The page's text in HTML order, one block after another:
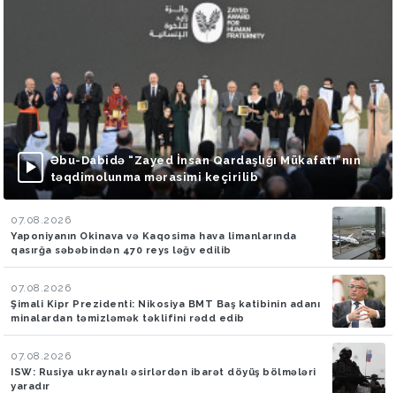
Əbu-Dabidə “Zayed İnsan Qardaşlığı Mükafatı”nın
təqdimolunma mərasimi keçirilib
07.08.2026
Yaponiyanın Okinava və Kaqosima hava limanlarında
qasırğa səbəbindən 470 reys ləğv edilib
07.08.2026
Şimali Kipr Prezidenti: Nikosiya BMT Baş katibinin adanı
minalardan təmizləmək təklifini rədd edib
07.08.2026
ISW: Rusiya ukraynalı əsirlərdən ibarət döyüş bölmələri
yaradır